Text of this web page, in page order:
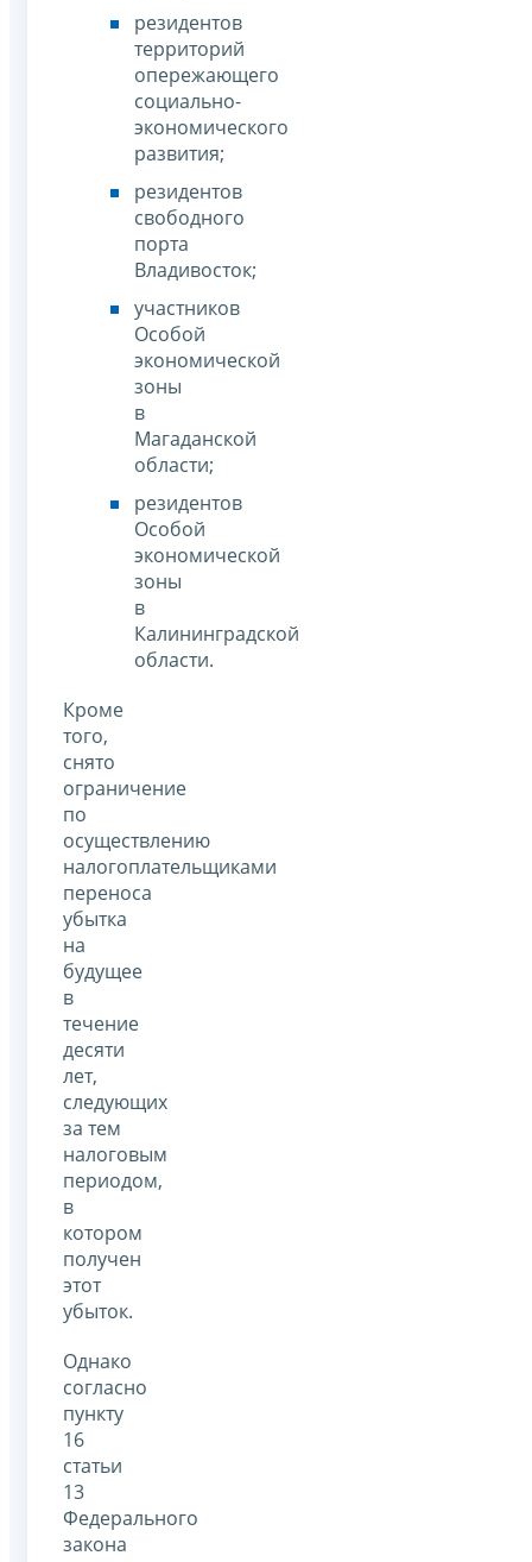
резидентов
территорий
опережающего
социально-
экономического
развития;
резидентов
свободного
порта
Владивосток;
участников
Особой
экономической
зоны
в
Магаданской
области;
резидентов
Особой
экономической
зоны
в
Калининградской
области.
Кроме
того,
снято
ограничение
по
осуществлению
налогоплательщиками
переноса
убытка
на
будущее
в
течение
десяти
лет,
следующих
за тем
налоговым
периодом,
в
котором
получен
этот
убыток.
Однако
согласно
пункту
16
статьи
13
Федерального
закона